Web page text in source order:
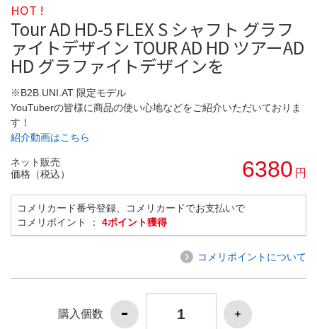
HOT !
Tour AD HD-5 FLEX S シャフト グラフ
ァイトデザイン TOUR AD HD ツアーAD
HD グラファイトデザインを
※B2B.UNI.AT 限定モデル
YouTuberの皆様に商品の使い心地などをご紹介いただいておりま
す！
紹介動画はこちら
ネット販売
価格（税込）
6380 円
コメリカード番号登録、コメリカードでお支払いで
コメリポイント ： 4ポイント獲得
コメリポイントについて
購入個数